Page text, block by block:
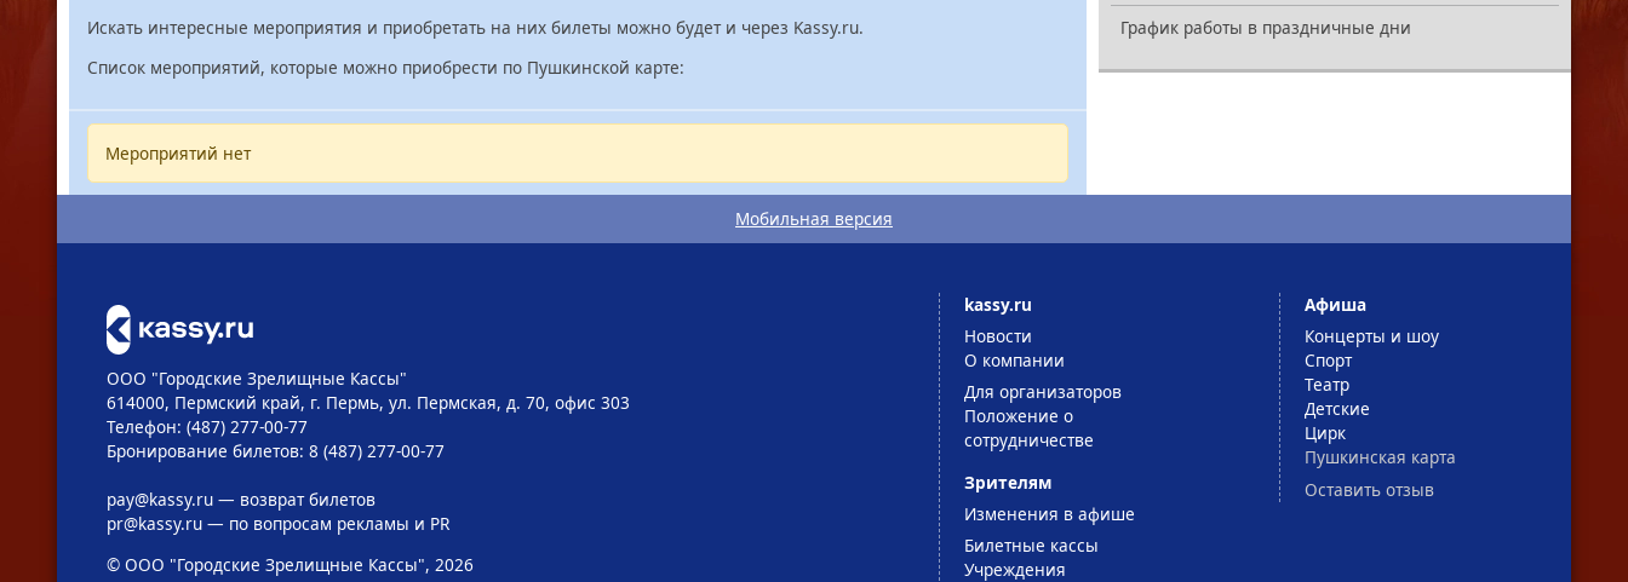
Искать интересные мероприятия и приобретать на них билеты можно будет и через Kassy.ru.
Список мероприятий, которые можно приобрести по Пушкинской карте:
Мероприятий нет
График работы в праздничные дни
Мобильная версия
ООО "Городские Зрелищные Кассы"
614000, Пермский край, г. Пермь, ул. Пермская, д. 70, офис 303
Телефон: (487) 277-00-77
Бронирование билетов: 8 (487) 277-00-77
pay@kassy.ru— возврат билетов
pr@kassy.ru— по вопросам рекламы и PR
© ООО "Городские Зрелищные Кассы", 2026
kassy.ru
Новости
О компании
Для организаторов
Положение о
сотрудничестве
Зрителям
Изменения в афише
Билетные кассы
Учреждения
Афиша
Концерты и шоу
Спорт
Театр
Детские
Цирк
Пушкинская карта
Оставить отзыв